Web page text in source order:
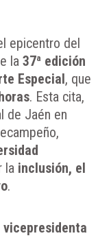
epicentro del
la 37ª edición
Especial, que
. Esta cita,
de Jaén en
la inclusión, el
.
vicepresidenta